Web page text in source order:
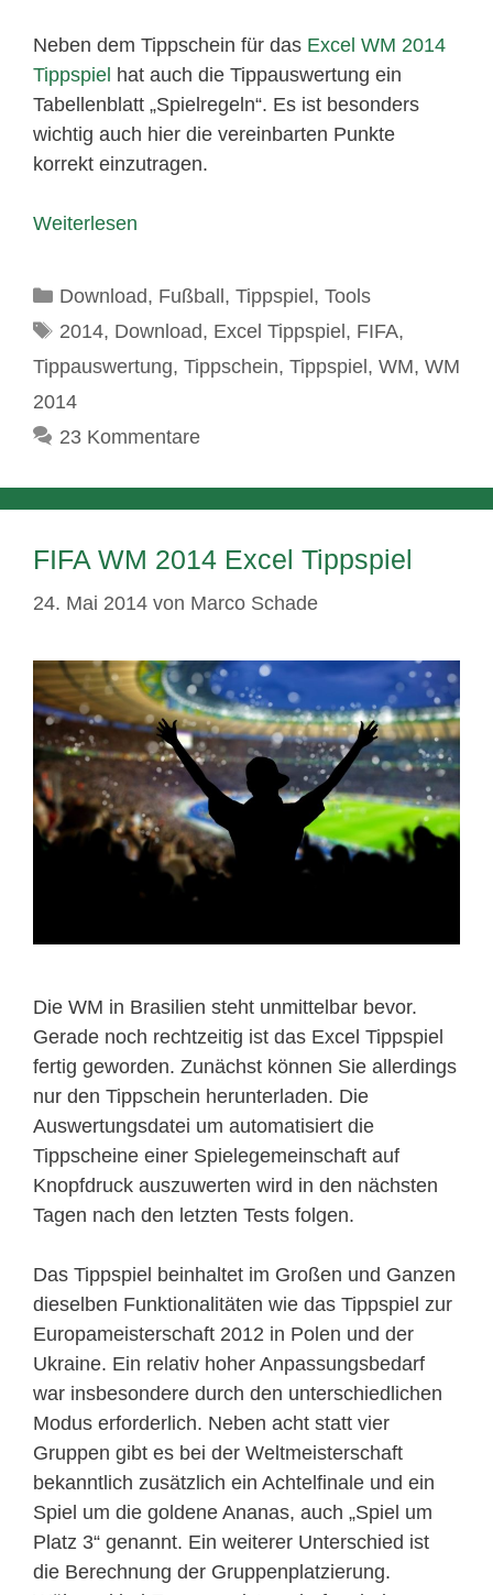
Neben dem Tippschein für das Excel WM 2014
Tippspiel hat auch die Tippauswertung ein
Tabellenblatt „Spielregeln“. Es ist besonders
wichtig auch hier die vereinbarten Punkte
korrekt einzutragen.
Weiterlesen
Kategorien
Download, Fußball, Tippspiel, Tools
Schlagwörter
2014, Download, Excel Tippspiel, FIFA,
Tippauswertung, Tippschein, Tippspiel, WM, WM
2014
23 Kommentare
FIFA WM 2014 Excel Tippspiel
24. Mai 2014 von Marco Schade
Die WM in Brasilien steht unmittelbar bevor.
Gerade noch rechtzeitig ist das Excel Tippspiel
fertig geworden. Zunächst können Sie allerdings
nur den Tippschein herunterladen. Die
Auswertungsdatei um automatisiert die
Tippscheine einer Spielegemeinschaft auf
Knopfdruck auszuwerten wird in den nächsten
Tagen nach den letzten Tests folgen.
Das Tippspiel beinhaltet im Großen und Ganzen
dieselben Funktionalitäten wie das Tippspiel zur
Europameisterschaft 2012 in Polen und der
Ukraine. Ein relativ hoher Anpassungsbedarf
war insbesondere durch den unterschiedlichen
Modus erforderlich. Neben acht statt vier
Gruppen gibt es bei der Weltmeisterschaft
bekanntlich zusätzlich ein Achtelfinale und ein
Spiel um die goldene Ananas, auch „Spiel um
Platz 3“ genannt. Ein weiterer Unterschied ist
die Berechnung der Gruppenplatzierung.